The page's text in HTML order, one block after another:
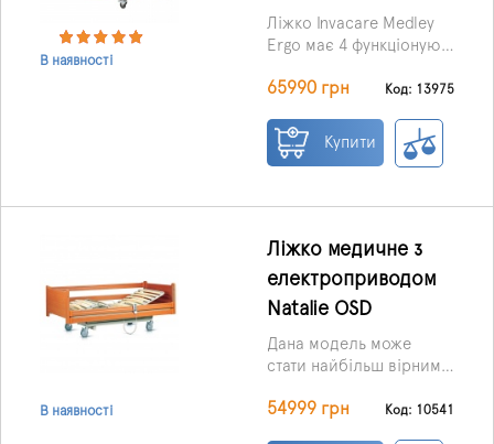
В наявності
Ліжко Invacare Medley
Ergo має 4 функціонуючі
регулювання положення
ножного відділу.
65990 грн Код: 13975
Купити
В наявності
Ліжко медичне з
електроприводом
Natalie OSD
Дана модель може
стати найбільш вірним
які проходять
54999 грн Код: 10541